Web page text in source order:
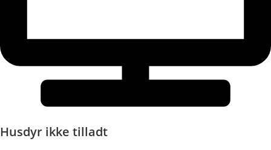
Husdyr ikke tilladt